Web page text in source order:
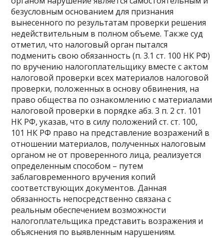
безусловным основанием для признания
вынесенного по результатам проверки решения
недействительным в полном объеме. Также суд
отметил, что налоговый орган пытался
подменить свою обязанность (п. 3.1 ст. 100 НК РФ)
по вручению налогоплательщику вместе с актом
налоговой проверки всех материалов налоговой
проверки, положенных в основу обвинения, на
право общества по ознакомлению с материалами
налоговой проверки в порядке абз. 3 п. 2 ст. 101
НК РФ, указав, что в силу положений ст. ст. 100,
101 НК РФ право на представление возражений в
отношении материалов, полученных налоговым
органом не от проверенного лица, реализуется
определенным способом – путем
заблаговременного вручения копий
соответствующих документов. Данная
обязанность непосредственно связана с
реальным обеспечением возможности
налогоплательщика представить возражения и
объяснения по выявленным нарушениям.